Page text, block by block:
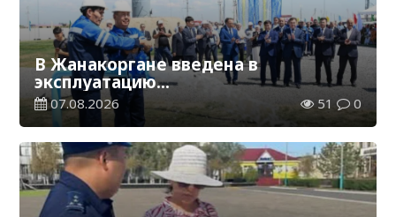
В Жанакоргане введена в
эксплуатацию
водораспределительная станция
07.08.2026 51 0